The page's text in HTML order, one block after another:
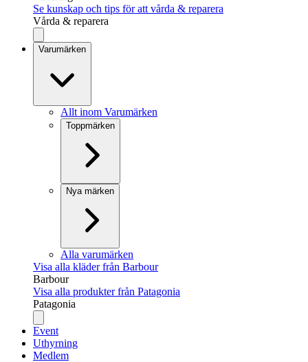
Se kunskap och tips för att vårda & reparera
Vårda & reparera
Varumärken
Allt inom Varumärken
Toppmärken
Nya märken
Alla varumärken
Visa alla kläder från Barbour
Barbour
Visa alla produkter från Patagonia
Patagonia
Event
Uthyrning
Medlem